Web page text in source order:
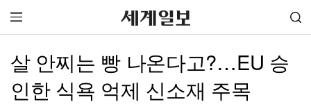
살 안찌는 빵 나온다고?…EU 승
인한 식욕 억제 신소재 주목